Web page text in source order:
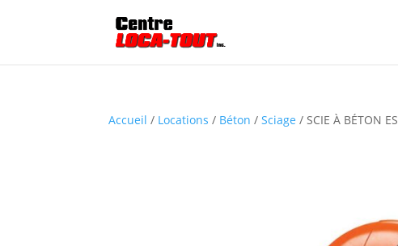
Accueil / Locations / Béton /Sciage / SCIE À BÉTON